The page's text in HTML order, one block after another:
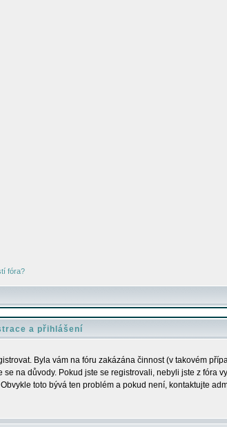
fóra?
a přihlášení
Byla vám na fóru zakázána činnost (v takovém
na důvody. Pokud jste se registrovali, nebyli jste z fóra
toto bývá ten problém a pokud není, kontaktujte